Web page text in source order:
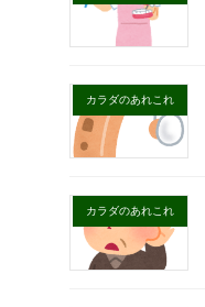
カラダのあれこれ
カラダのあれこれ